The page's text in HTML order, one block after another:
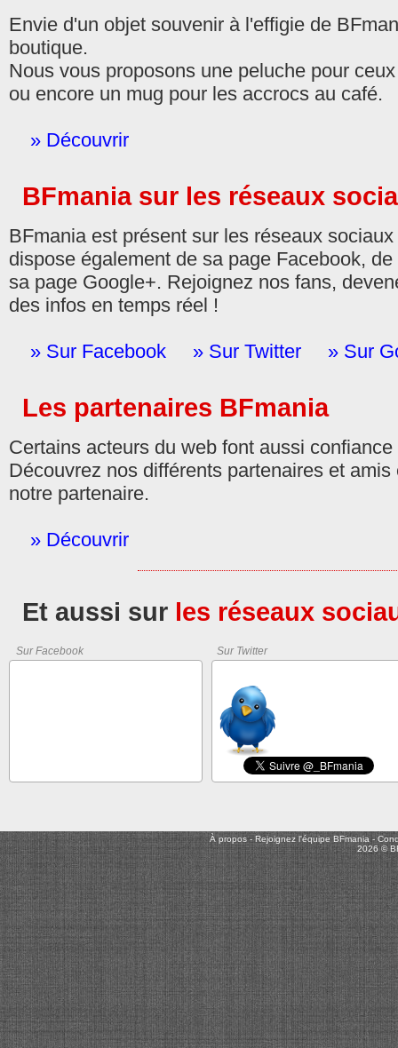
Envie d'un objet souvenir à l'effigie de
boutique.
Nous vous proposons une peluche pour
ou encore un mug pour les accrocs au café.
» Découvrir
BFmania sur les réseaux
BFmania est présent sur les réseaux
dispose également de sa page Facebook,
sa page Google+. Rejoignez nos fans,
des infos en temps réel !
» Sur Facebook » Sur Twitter » Sur
Les partenaires BFmania
Certains acteurs du web font aussi
Découvrez nos différents partenaires et
notre partenaire.
» Découvrir
Et aussi sur les réseaux
Sur Facebook Sur Twitter
À propos-Rejoignez l'équipe BFmania -
2026 ©